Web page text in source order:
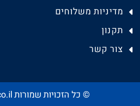
מדיניות משלוחים
תקנון
צור קשר
© כל הזכויות שמורות danlar.co.il